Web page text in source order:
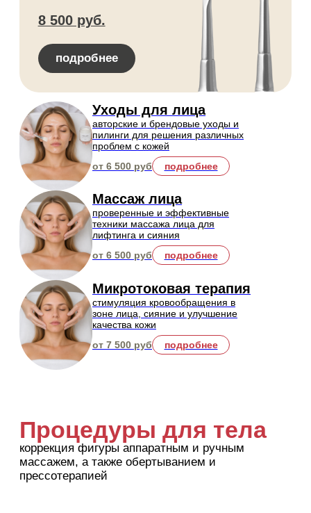
от 9 000 руб
Лечение постакне
коррекция стойких изменений
кожи, которые остаются после
Лечение рубцов
коррекция и сглаживание (после
травм и др) для улучшения
текстуры и рельефа кожи
от 8 000 руб подробнее
Неврология
лечение боли, мигрени, остеопатия,
рефлексотерапия и широкий спектр других
процедур
Остеопатическое
лечение
техники для восстановления
подвижности, устранения боли и
новинка!
Лечение мигрени
авторское и инновационное лечение
моноклональными антителами, которое
избавит вас от мигрени раз и навсегда